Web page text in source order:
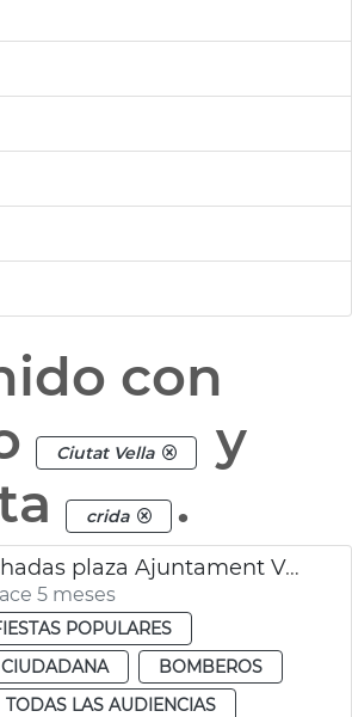
con
Ciutat Vella
y
crida .
Revisión fachadas plaza Ajuntament València + Crida
5 meses
POPULARES
BOMBEROS
TODAS LAS AUDIENCIAS